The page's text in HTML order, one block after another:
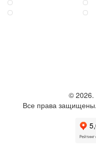
© 2026.
Все права защищены.